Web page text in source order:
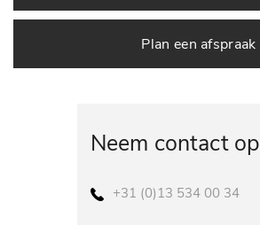
Plan een afspraak
Neem contact op
+31 (0)13 534 00 34